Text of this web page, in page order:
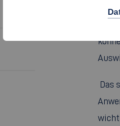
Wie
Das